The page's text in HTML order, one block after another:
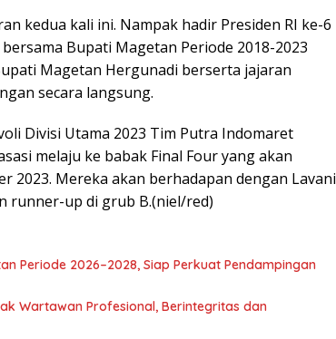
kedua kali ini. Nampak hadir Presiden RI ke-6
Bupati Magetan Periode 2018-2023
Magetan Hergunadi berserta jajaran
secara langsung.
Divisi Utama 2023 Tim Putra Indomaret
melaju ke babak Final Four yang akan
2023. Mereka akan berhadapan dengan Lavani
runner-up di grub B.(niel/red)
Periode 2026–2028, Siap Perkuat Pendampingan
Wartawan Profesional, Berintegritas dan